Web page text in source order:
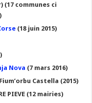
(17 communes ci
(18 juin 2015)
Nova (7 mars 2016)
Castella (2015)
PIEVE (12 mairies)